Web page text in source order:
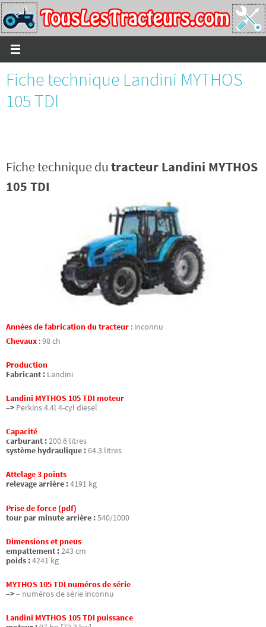
Passer
vers
le
contenu
Fiche technique Landini MYTHOS
105 TDI
Fiche technique dutracteur Landini MYTHOS
105 TDI
Années de fabrication du tracteur : inconnu
Chevaux :98 ch
Production
Fabricant : Landini
Landini MYTHOS 105 TDI moteur
–> Perkins 4.4l 4-cyl diesel
Capacité
carburant :200.6 litres
système hydraulique :64.3 litres
Attelage 3 points
relevage arrière :4191 kg
Prise de force (pdf)
tour par minute arrière :540/1000
Dimensions et pneus
empattement :243 cm
poids :4241 kg
MYTHOS 105 TDI numéros de série
–>– numéros de série inconnu
Landini MYTHOS 105 TDI puissance